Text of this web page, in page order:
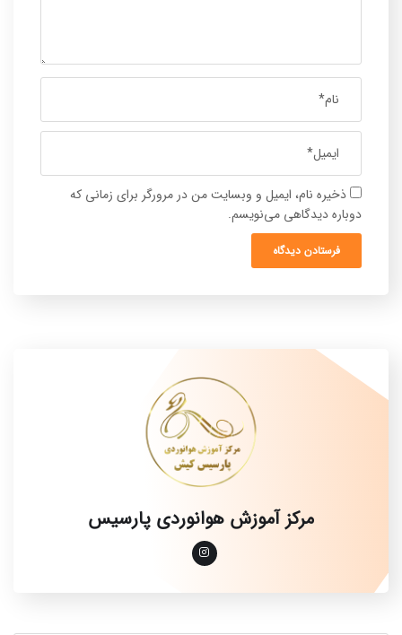
ذخیره نام، ایمیل و وبسایت من در مرورگر برای زمانی که
دوباره دیدگاهی می‌نویسم.
مرکز آموزش هوانوردی پارسیس